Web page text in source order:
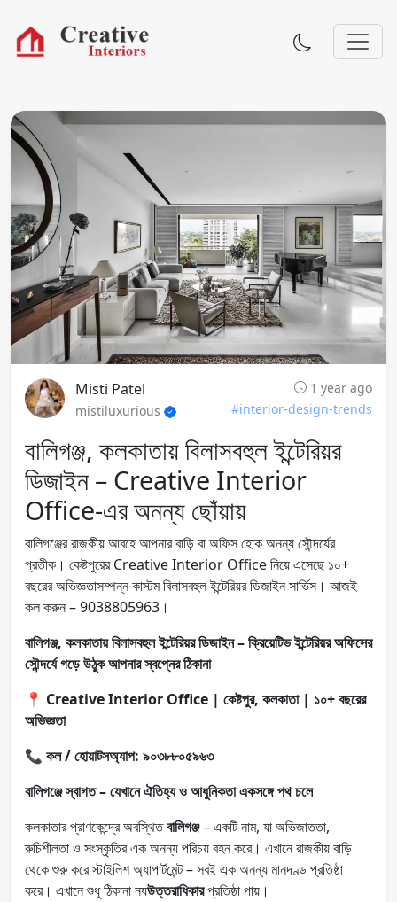
Misti Patel
1 year ago
mistiluxurious
#interior-design-trends
বালিগঞ্জ, কলকাতায় বিলাসবহুল ইন্টেরিয়র
ডিজাইন – Creative Interior
Office-এর অনন্য ছোঁয়ায়
বালিগঞ্জের রাজকীয় আবহে আপনার বাড়ি বা অফিস হোক অনন্য সৌন্দর্যের
প্রতীক। কেষ্টপুরের Creative Interior Office নিয়ে এসেছে ১০+
বছরের অভিজ্ঞতাসম্পন্ন কাস্টম বিলাসবহুল ইন্টেরিয়র ডিজাইন সার্ভিস। আজই
কল করুন – 9038805963।
বালিগঞ্জ, কলকাতায় বিলাসবহুল ইন্টেরিয়র ডিজাইন – ক্রিয়েটিভ ইন্টেরিয়র অফিসের
সৌন্দর্যে গড়ে উঠুক আপনার স্বপ্নের ঠিকানা
📍 Creative Interior Office | কেষ্টপুর, কলকাতা | ১০+ বছরের
অভিজ্ঞতা
📞 কল / হোয়াটসঅ্যাপ: ৯০৩৮৮০৫৯৬৩
বালিগঞ্জে স্বাগত – যেখানে ঐতিহ্য ও আধুনিকতা একসঙ্গে পথ চলে
কলকাতার প্রাণকেন্দ্রে অবস্থিতবালিগঞ্জ– একটি নাম, যা অভিজাততা,
রুচিশীলতা ও সংস্কৃতির এক অনন্য পরিচয় বহন করে। এখানে রাজকীয় বাড়ি
থেকে শুরু করে স্টাইলিশ অ্যাপার্টমেন্ট – সবই এক অনন্য মানদণ্ড প্রতিষ্ঠা
করে। এখানে শুধু ঠিকানা নযউত্তরাধিকারপ্রতিষ্ঠা পায়।